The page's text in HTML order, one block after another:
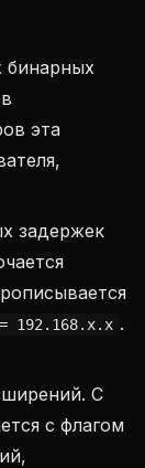
бинарных
эта
задержек
= 192.168.x.x .
С
с флагом